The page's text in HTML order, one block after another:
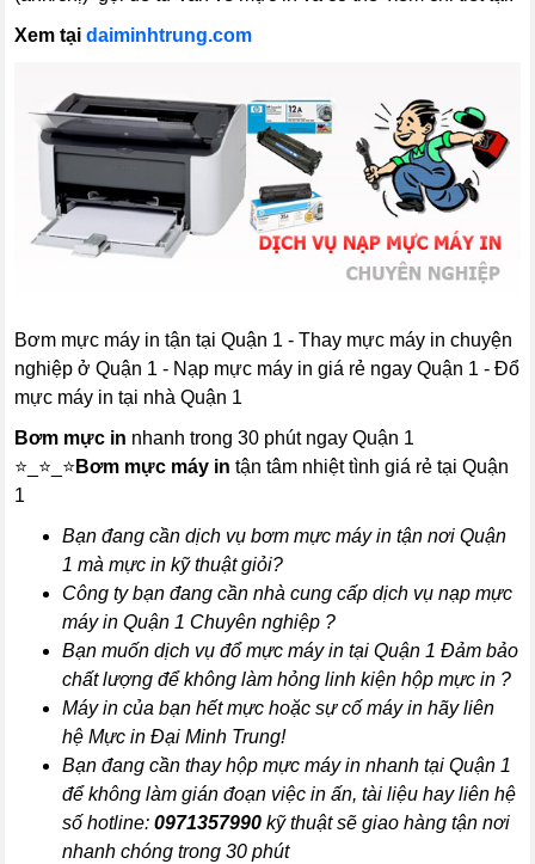
Xem tạidaiminhtrung.com
Bơm mực máy in tận tại Quận 1 - Thay mực máy in chuyện
nghiệp ở Quận 1 - Nạp mực máy in giá rẻ ngay Quận 1 - Đổ
mực máy in tại nhà Quận 1
Bơm mực in nhanh trong 30 phút ngay Quận 1
⭐_⭐_⭐ Bơm mực máy in tận tâm nhiệt tình giá rẻ tại Quận
1
Bạn đang cần dịch vụ bơm mực máy in tận nơiQuận
1 mà mực in kỹ thuật giỏi?
Công ty bạn đang cần nhà cung cấp dịch vụ nạp mực
máy inQuận 1 Chuyên nghiệp ?
Bạn muốn dịch vụ đổ mực máy in tạiQuận 1 Đảm bảo
chất lượng để không làm hỏng linh kiện hộp mực in ?
Máy in của bạn hết mực hoặc sự cố máy in hãy liên
hệ Mực in Đại Minh Trung!
Bạn đang cần thay hộp mực máy in nhanh tại Quận 1
để không làm gián đoạn việc in ấn, tài liệu hay liên hệ
số hotline:0971357990kỹ thuật sẽ giao hàng tận nơi
nhanh chóng trong 30 phút